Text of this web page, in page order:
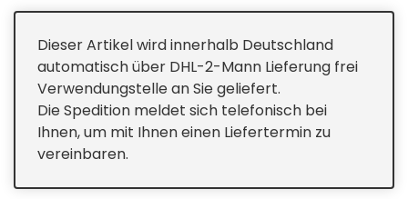
GasStop
Dieser Artikel wird innerhalb Deutschland
automatisch über DHL-2-Mann Lieferung frei
Verwendungstelle an Sie geliefert.
Die Spedition meldet sich telefonisch bei
Ihnen, um mit Ihnen einen Liefertermin zu
vereinbaren.